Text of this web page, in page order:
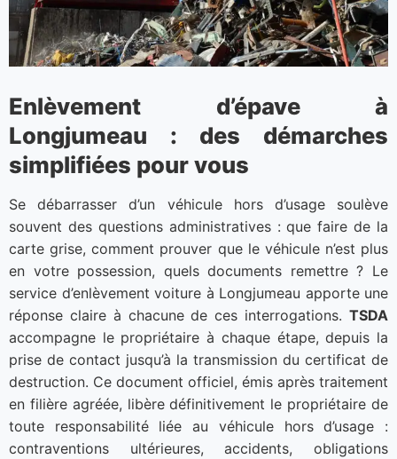
Enlèvement d’épave à
Longjumeau : des démarches
simplifiées pour vous
Se débarrasser d’un véhicule hors d’usage soulève
souvent des questions administratives : que faire de la
carte grise, comment prouver que le véhicule n’est plus
en votre possession, quels documents remettre ? Le
service d’enlèvement voiture à Longjumeau apporte une
réponse claire à chacune de ces interrogations. TSDA
accompagne le propriétaire à chaque étape, depuis la
prise de contact jusqu’à la transmission du certificat de
destruction. Ce document officiel, émis après traitement
en filière agréée, libère définitivement le propriétaire de
toute responsabilité liée au véhicule hors d’usage :
contraventions ultérieures, accidents, obligations